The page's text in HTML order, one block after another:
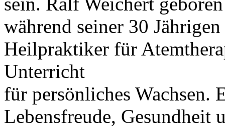
während seiner 30
Heilpraktiker für
Unterricht
für persönliches Wachsen.
Lebensfreude, Gesundheit